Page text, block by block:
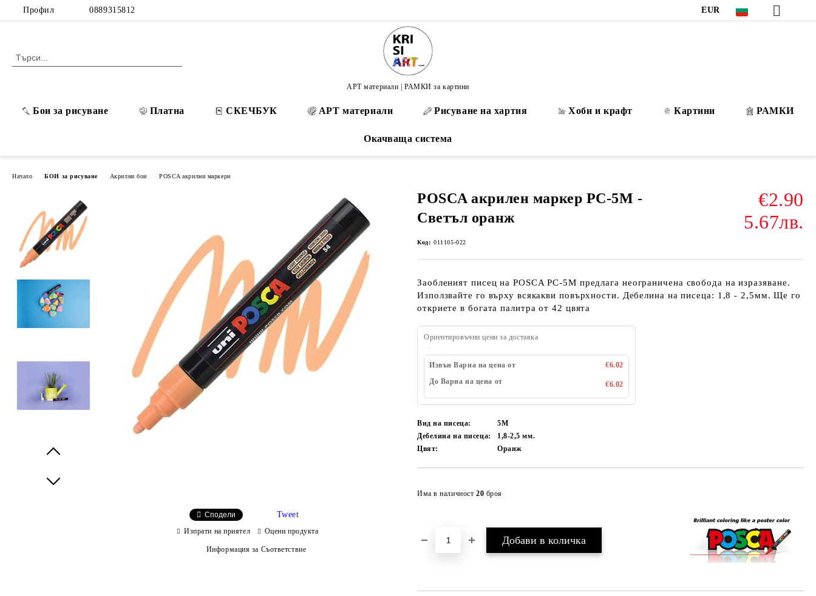
Профил 0889315812 EUR
АРТ материали | РАМКИ за картини
Бои за рисуване Платна СКЕЧБУК АРТ материали Рисуване на хартия Хоби и крафт Картини РАМКИ
Окачваща система
Начало БОИ за рисуване Акрилни бои POSCA акрилни маркери
POSCA акрилен маркер PC-5M -
Светъл оранж
€2.90
5.67лв.
Код: 011105-022
Заобленият писец на POSCA PC-5M предлага неограничена свобода на изразяване.
Използвайте го върху всякакви повърхности. Дебелина на писеца: 1,8 - 2,5мм. Ще го
откриете в богата палитра от 42 цвята
Ориентировъчни цени за доставка
Извън Варна на цена от
€6.02
До Варна на цена от
€6.02
Вид на писеца:
5M
Дебелина на писеца:
1,8-2,5 мм.
Цвят:
Оранж
Има в наличност 20 броя
Сподели Tweet
Изпрати на приятел Оцени продукта
Информация за Съответствие